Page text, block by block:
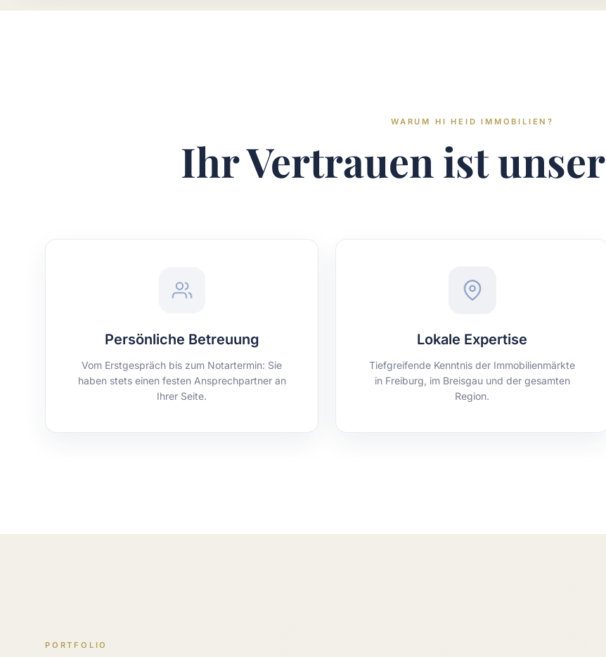
WARUM HI HEID IMMOBILIEN?
Ihr Vertrauen ist unser
Persönliche Betreuung
Vom Erstgespräch bis zum Notartermin: Sie
haben stets einen festen Ansprechpartner an
Ihrer Seite.
Lokale Expertise
Tiefgreifende Kenntnis der Immobilienmärkte
in Freiburg, im Breisgau und der gesamten
Region.
PORTFOLIO